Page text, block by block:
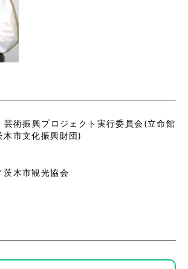
術振興プロジェクト実行委員会(立命館
木市文化振興財団)
茨木市観光協会